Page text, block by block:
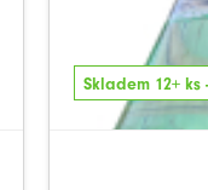
Skladem 12+ ks